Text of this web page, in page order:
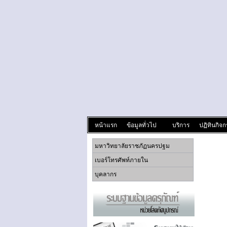
หน้าแรก ข้อมูลทั่วไป บริการ ปฏิทินกิจก
มหาวิทยาลัยราชภัฏนครปฐม
เบอร์โทรศัพท์ภายใน
บุคลากร